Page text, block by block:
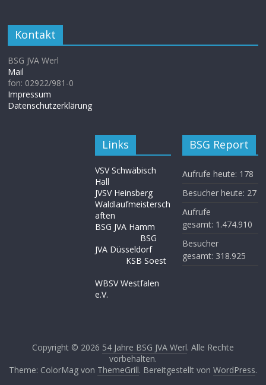
Kontakt
BSG JVA Werl
Mail
fon: 02922/981-0
Impressum
Datenschutzerklärung
Links
VSV Schwäbisch
Hall
JVSV Heinsberg
Waldlaufmeistersch
aften
BSG JVA Hamm
BSG
JVA Düsseldorf
KSB Soest
WBSV Westfalen
e.V.
BSG Report
Aufrufe heute: 178
Besucher heute: 27
Aufrufe
gesamt: 1.474.910
Besucher
gesamt: 318.925
Copyright © 2026 54 Jahre BSG JVA Werl. Alle Rechte
vorbehalten.
Theme: ColorMag von ThemeGrill. Bereitgestellt von WordPress.